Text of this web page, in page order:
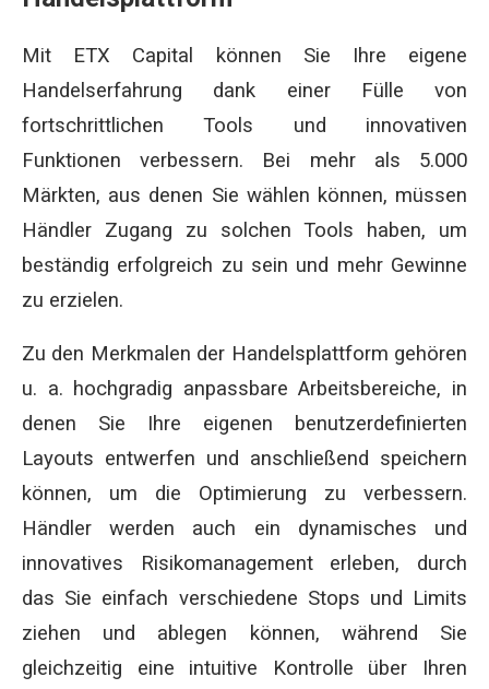
Mit ETX Capital können Sie Ihre eigene
Handelserfahrung dank einer Fülle von
fortschrittlichen Tools und innovativen
Funktionen verbessern. Bei mehr als 5.000
Märkten, aus denen Sie wählen können, müssen
Händler Zugang zu solchen Tools haben, um
beständig erfolgreich zu sein und mehr Gewinne
zu erzielen.
Zu den Merkmalen der Handelsplattform gehören
u. a. hochgradig anpassbare Arbeitsbereiche, in
denen Sie Ihre eigenen benutzerdefinierten
Layouts entwerfen und anschließend speichern
können, um die Optimierung zu verbessern.
Händler werden auch ein dynamisches und
innovatives Risikomanagement erleben, durch
das Sie einfach verschiedene Stops und Limits
ziehen und ablegen können, während Sie
gleichzeitig eine intuitive Kontrolle über Ihren